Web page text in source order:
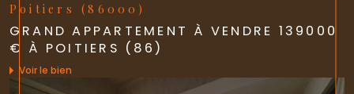
Poitiers (86000)
GRAND APPARTEMENT À VENDRE 139000
€ À POITIERS (86)
Voir le bien